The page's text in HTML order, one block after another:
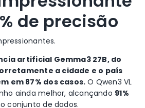
de precisão
artificial Gemma3 27B, do
a cidade e o país
em 87% dos casos. O Qwen3 VL
ainda melhor, alcançando 91%
conjunto de dados.